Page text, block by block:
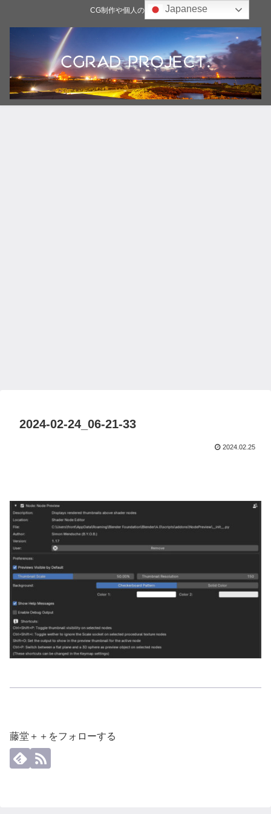
CG制作や個人の雑記ブログ
2024-02-24_06-21-33
2024.02.25
藤堂＋＋をフォローする
Japanese